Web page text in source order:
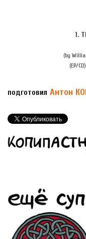
1.
(by
(EP/
подготовил Антон